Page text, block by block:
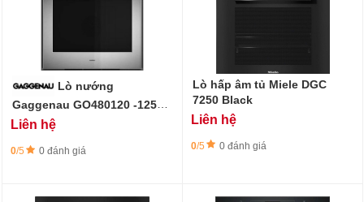
Lò nướng
Gaggenau GO480120 -125L-
76 x 67 cm - Expressive
Liên hệ
0/5 0 đánh giá
Lò hấp âm tủ Miele DGC
7250 Black
Liên hệ
0/5 0 đánh giá